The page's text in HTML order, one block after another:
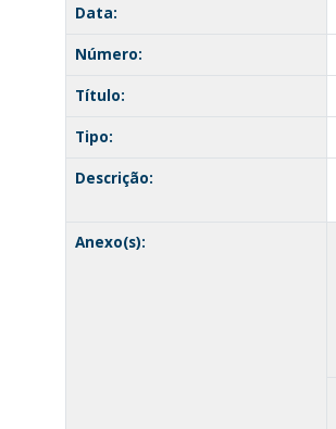
Data:
Número:
Título:
Tipo:
Descrição:
Anexo(s):